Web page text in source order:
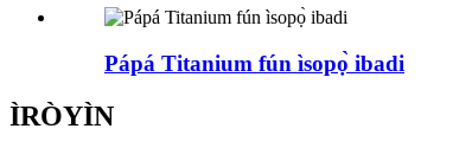
Pápá Titanium fún ìsopọ̀ ibadi
ÌRÒYÌN